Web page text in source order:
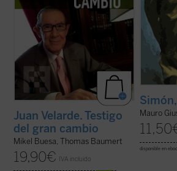
Juan Velarde. Testigo
del gran cambio
Mikel Buesa, Thomas Baumert
19,90€ IVA incluido
Mauro
11,50
disponible en